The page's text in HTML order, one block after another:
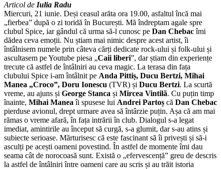
Articol de Iulia Radu
Miercuri, 21 iunie. Deși ceasul arăta ora 19.00, asfaltul încă mai
„fierbea” după o zi toridă în București. Mă îndreptam agale spre
clubul Spice, iar gândul că urma să-l cunosc pe Dan Chebacîmi
dădea ceva emoții. Nu știam mai nimic despre acest artist, îi
întâlnisem numele prin câteva cărți dedicate rock-ului și folk-ului și
ascultasem pe Youtube piesa „Caii liberi”, dar știam din experiențe
trecute că astfel de întâlniri au ceva magic. La terasa din fața
clubului Spice i-am întâlnit pe Anda Pittiș, Ducu Bertzi, Mihai
Manea „Croco”, Doru Ionescu (TVR) și Ducu Bertzi. La scurtă
vreme, au ajuns și George Stanca și Mircea Vintilă. Cu puțin timp
înainte, Mihai Manea îi spusese lui Andrei Partoș că Dan Chebac
pierduse avionul, drept urmare avea să întârzie puțin. Așa că am mai
rămas o vreme afară, în fața intrării în club. Dialogul s-a legat
imediat, amintirile au început să curgă, s-a glumit, dar s-au atins și
subiecte serioase. Mărturisesc că este fascinant să îi privești și să-i
asculți pe acești oameni povestind. În astfel de momente îmi dau
seama cât de norocoasă sunt. Există o „efervescență” greu de descris
la astfel de întâlniri între oameni care au scris și au trăit istoria